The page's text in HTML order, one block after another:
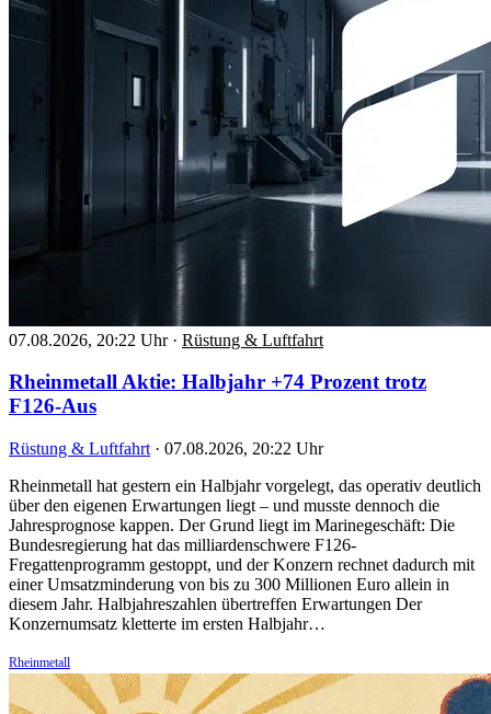
07.08.2026, 20:22 Uhr · Rüstung & Luftfahrt
Rheinmetall Aktie: Halbjahr +74 Prozent trotz
F126-Aus
Rüstung & Luftfahrt · 07.08.2026, 20:22 Uhr
Rheinmetall hat gestern ein Halbjahr vorgelegt, das operativ deutlich
über den eigenen Erwartungen liegt – und musste dennoch die
Jahresprognose kappen. Der Grund liegt im Marinegeschäft: Die
Bundesregierung hat das milliardenschwere F126-
Fregattenprogramm gestoppt, und der Konzern rechnet dadurch mit
einer Umsatzminderung von bis zu 300 Millionen Euro allein in
diesem Jahr. Halbjahreszahlen übertreffen Erwartungen Der
Konzernumsatz kletterte im ersten Halbjahr…
Rheinmetall